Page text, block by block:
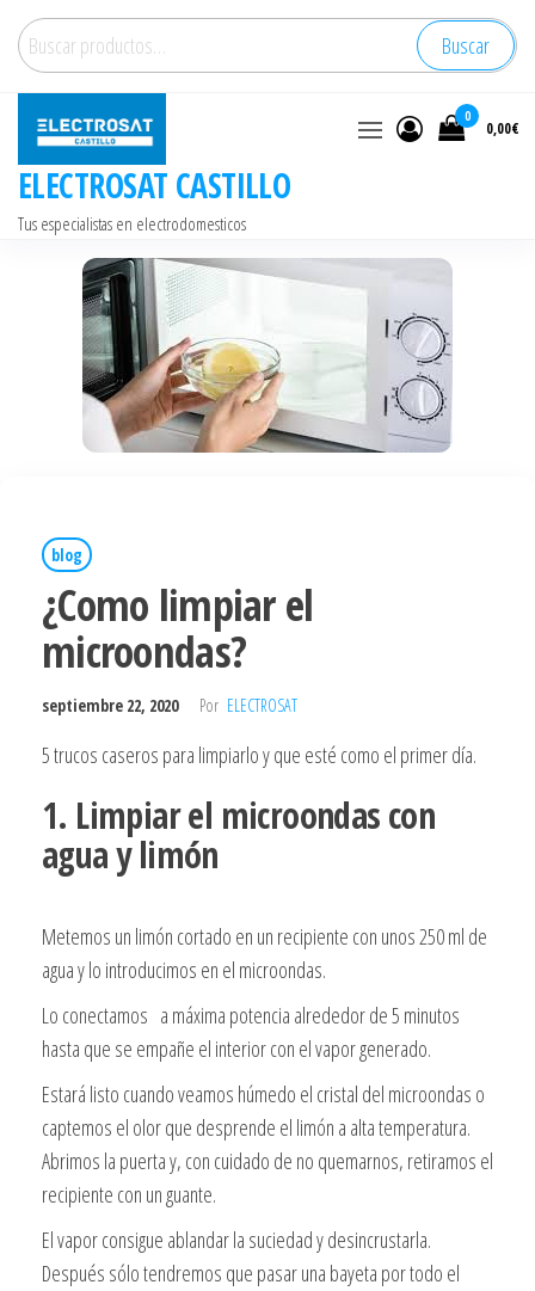
Saltar
contenido
Buscar
por:
Buscar
ELECTROSAT CASTILLO
Tus especialistas en electrodomesticos
0
0,00€
blog
¿Como limpiar el
microondas?
septiembre 22, 2020 Por ELECTROSAT
5 trucos caseros para limpiarlo y que esté como el primer día.
1. Limpiar el microondas con
agua y limón
Metemos un limón cortado en un recipiente con unos 250 ml de
agua y lo introducimos en el microondas.
Lo conectamos a máxima potencia alrededor de 5 minutos
hasta que se empañe el interior con el vapor generado.
Estará listo cuando veamos húmedo el cristal del microondas o
captemos el olor que desprende el limón a alta temperatura.
Abrimos la puerta y, con cuidado de no quemarnos, retiramos el
recipiente con un guante.
El vapor consigue ablandar la suciedad y desincrustarla.
Después sólo tendremos que pasar una bayeta por todo el